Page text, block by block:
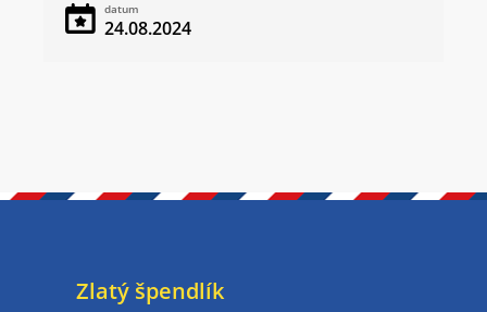
datum
24.08.2024
Zlatý špendlík